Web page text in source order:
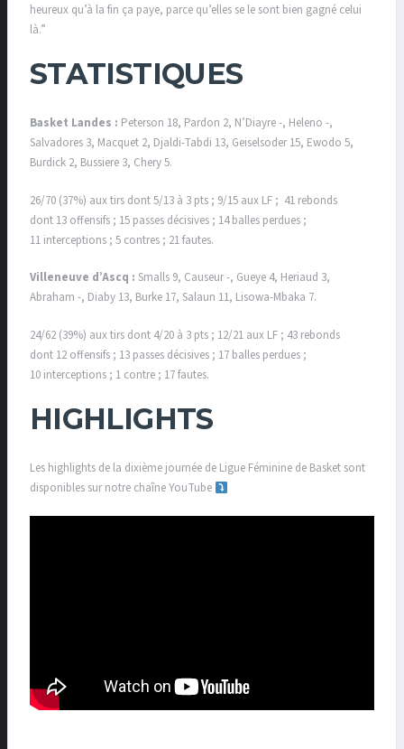
heureux qu’à la fin ça paye, parce qu’elles se le sont bien gagné celui
là.”
STATISTIQUES
Basket Landes : Peterson 18, Pardon 2, N’Diayre -, Heleno -,
Salvadores 3, Macquet 2, Djaldi-Tabdi 13, Geiselsoder 15, Ewodo 5,
Burdick 2, Bussiere 3, Chery 5.
26/70 (37%) aux tirs dont 5/13 à 3 pts ; 9/15 aux LF ; 41 rebonds
dont 13 offensifs ; 15 passes décisives ; 14 balles perdues ;
11 interceptions ; 5 contres ; 21 fautes.
Villeneuve d’Ascq : Smalls 9, Causeur -, Gueye 4, Heriaud 3,
Abraham -, Diaby 13, Burke 17, Salaun 11, Lisowa-Mbaka 7.
24/62 (39%) aux tirs dont 4/20 à 3 pts ; 12/21 aux LF ; 43 rebonds
dont 12 offensifs ; 13 passes décisives ; 17 balles perdues ;
10 interceptions ; 1 contre ; 17 fautes.
HIGHLIGHTS
Les highlights de la dixième journée de Ligue Féminine de Basket sont
disponibles sur notre chaîne YouTube